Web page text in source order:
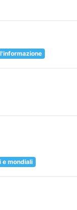
e mondiali